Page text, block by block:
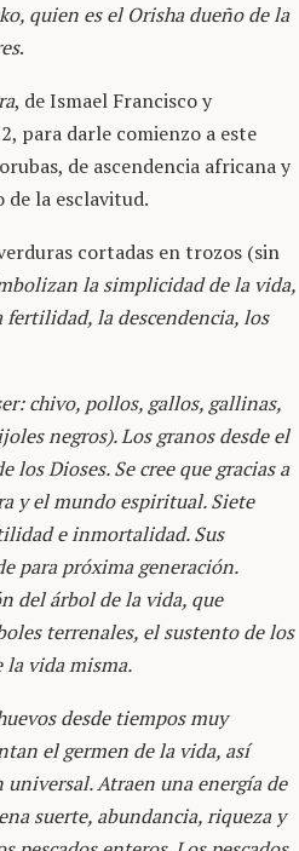
quien es el Orisha dueño de la
.
, de Ismael Francisco y
para darle comienzo a este
de ascendencia africana y
de la esclavitud.
cortadas en trozos (sin
la simplicidad de la vida,
la descendencia, los
chivo, pollos, gallos, gallinas,
negros). Los granos desde el
Dioses. Se cree que gracias a
y el mundo espiritual. Siete
e inmortalidad. Sus
para próxima generación.
del árbol de la vida, que
terrenales, el sustento de los
la vida misma.
desde tiempos muy
el germen de la vida, así
universal. Atraen una energía de
suerte, abundancia, riqueza y